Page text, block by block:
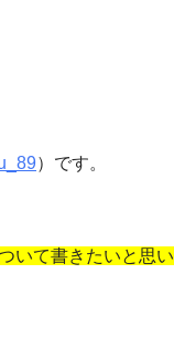
）です。
いて書きたいと思い